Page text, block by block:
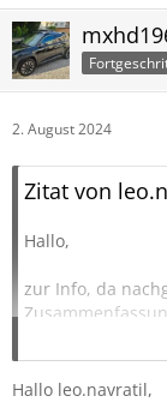
2. August 2024
Zitat von
Hallo,
zur Info, da
Scenic-E-Tech
bestellt 02/2024-
Hallo leo.navratil,